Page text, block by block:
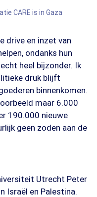
CARE is in Gaza
drive en inzet van
ondanks hun
heel bijzonder. Ik
druk blijft
binnenkomen.
maar 6.000
190.000 nieuwe
geen zoden aan de
Utrecht Peter
Israël en Palestina.